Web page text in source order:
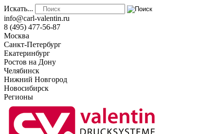
Искать...
info@carl-valentin.ru
8 (495) 477-56-87
Москва
Санкт-Петербург
Екатеринбург
Ростов на Дону
Челябинск
Нижний Новгород
Новосибирск
Регионы